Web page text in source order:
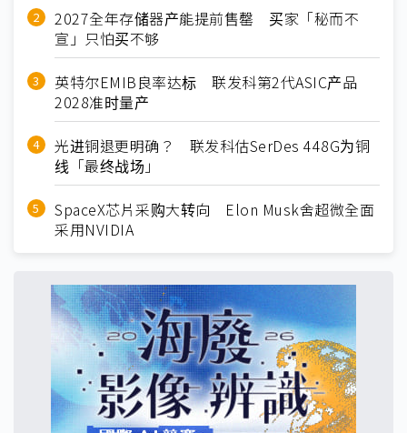
2027全年存储器产能提前售罄 买家「秘而不
宣」只怕买不够
英特尔EMIB良率达标 联发科第2代ASIC产品
2028准时量产
光进铜退更明确？ 联发科估SerDes 448G为铜
线「最终战场」
SpaceX芯片采购大转向 Elon Musk舍超微全面
采用NVIDIA